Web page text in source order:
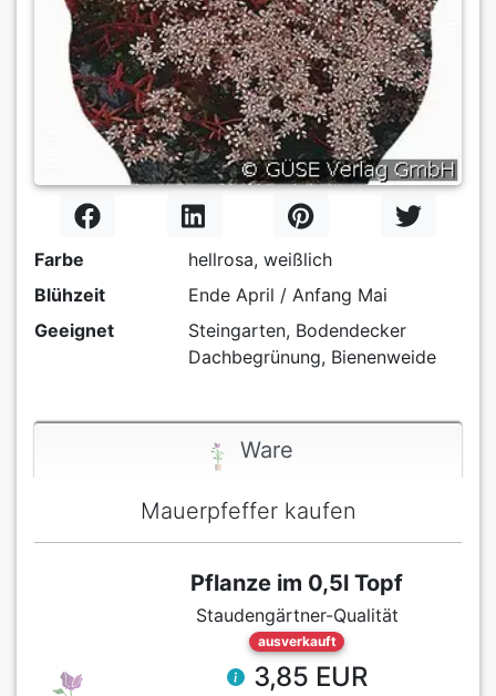
Farbe
hellrosa, weißlich
Blühzeit
Ende April / Anfang Mai
Geeignet
Steingarten, Bodendecker
Dachbegrünung, Bienenweide
Ware
Mauerpfeffer kaufen
Pflanze im 0,5l Topf
Staudengärtner-Qualität
ausverkauft
3,85 EUR